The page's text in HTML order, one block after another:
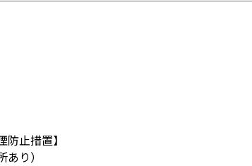
防止措置】
り）